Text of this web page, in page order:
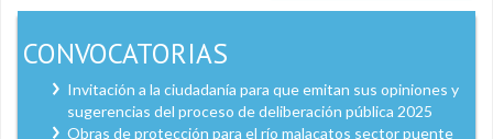
CONVOCATORIAS
Invitación a la ciudadanía para que emitan sus opiniones y
sugerencias del proceso de deliberación pública 2025
Obras de protección para el río malacatos sector puente